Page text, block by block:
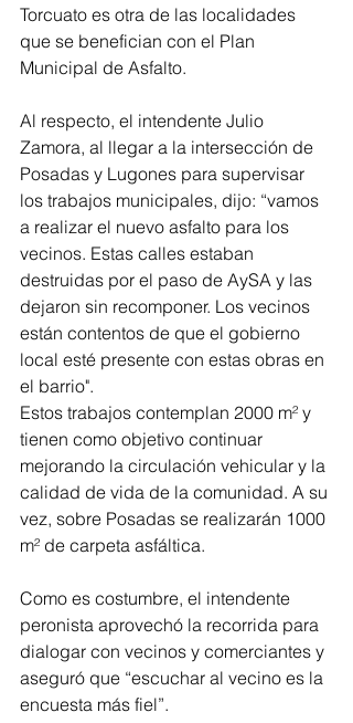
Torcuato es otra de las localidades
que se benefician con el Plan
Municipal de Asfalto.
Al respecto, el intendente Julio
Zamora, al llegar a la intersección de
Posadas y Lugones para supervisar
los trabajos municipales, dijo: “vamos
a realizar el nuevo asfalto para los
vecinos. Estas calles estaban
destruidas por el paso de AySA y las
dejaron sin recomponer. Los vecinos
están contentos de que el gobierno
local esté presente con estas obras en
el barrio".
Estos trabajos contemplan 2000 m² y
tienen como objetivo continuar
mejorando la circulación vehicular y la
calidad de vida de la comunidad. A su
vez, sobre Posadas se realizarán 1000
m² de carpeta asfáltica.
Como es costumbre, el intendente
peronista aprovechó la recorrida para
dialogar con vecinos y comerciantes y
aseguró que “escuchar al vecino es la
encuesta más fiel”.